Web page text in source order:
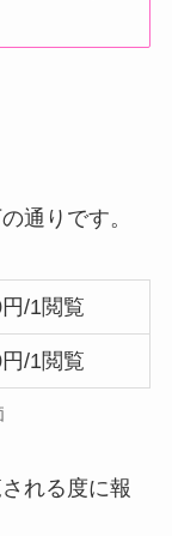
通りです。
/1閲覧
/1閲覧
れる度に報